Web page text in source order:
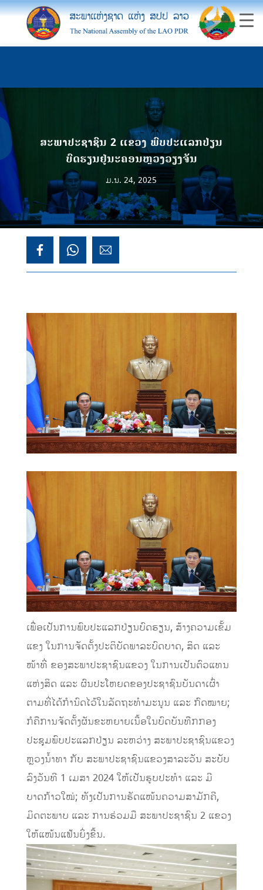
ສະພາປະຊາຊົນ 2 ແຂວງ ພົບປະແລກປ່ຽນ
ບົດຮຽນຢູ່ນະຄອນຫຼວງວຽງຈັນ
ມ.ນ. 24, 2025
ເພື່ອເປັນການພົບປະແລກປ່ຽນບົດຮຽນ, ສ້າງຄວາມເຂັ້ມ
ແຂງ ໃນການຈັດຕັ້ງປະຕິບັດພາລະບົດບາດ, ສິດ ແລະ
ໜ້າທີ່ ຂອງສະພາປະຊາຊົນແຂວງ ໃນການເປັນຕົວແທນ
ແຫ່ງສິດ ແລະ ຜົນປະໂຫຍດຂອງປະຊາຊົນບັນດາເຜົ່າ
ຕາມທີ່ໄດ້ກຳນົດໄວ້ໃນລັດຖະທຳມະນູນ ແລະ ກົດໝາຍ;
ກໍຄືການຈັດຕັ້ງຜັນຂະຫຍາຍເນື້ອໃນບົດບັນທືກກອງ
ປະຊຸມພົບປະແລກປ່ຽນ ລະຫວ່າງ ສະພາປະຊາຊົນແຂວງ
ຫຼວງນໍ້າທາ ກັບ ສະພາປະຊາຊົນແຂວງສາລະວັນ ສະບັບ
ລົງວັນທີ 1 ເມສາ 2024 ໃຫ້ເປັນຮູບປະທຳ ແລະ ມີ
ບາດກ້າວໃໝ່; ທັງເປັນການຮັດແໜ້ນຄວາມສາມັກຄີ,
ມິດຕະພາບ ແລະ ການຮ່ວມມື ສະພາປະຊາຊົນ 2 ແຂວງ
ໃຫ້ແໜ້ນແຟ້ນຍິ່ງຂື້ນ.